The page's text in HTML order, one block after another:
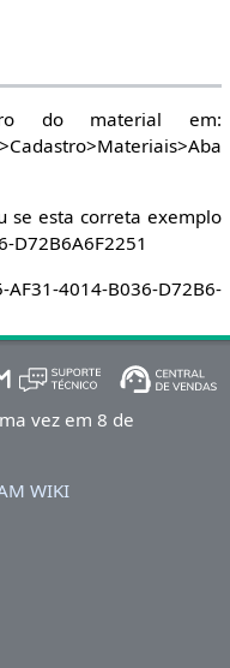
do material em:
se esta correta exemplo
D72B6A6F2251
4014-B036-D72B6-
vez em 8 de
WIKI